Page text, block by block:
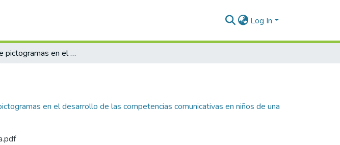
Log In
Uso de pictogramas en el desarrollo de las competencias comunicativas en niños de una Institución Educativa del nivel inicial, Abancay- 2025
en el desarrollo de las competencias comunicativas en niños de una